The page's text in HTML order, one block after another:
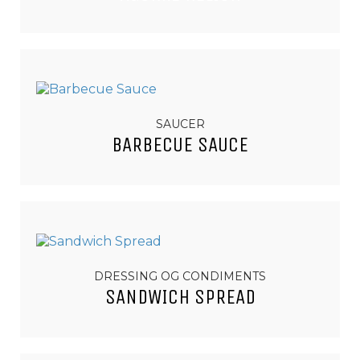
SAUCER
BARBECUE SAUCE
DRESSING OG CONDIMENTS
SANDWICH SPREAD